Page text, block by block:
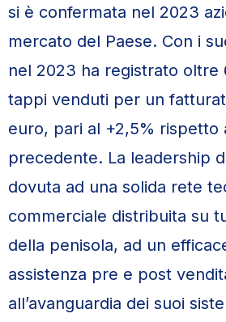
si è confermata nel 2023
mercato del Paese. Con i
nel 2023 ha registrato oltre
tappi venduti per un
euro, pari al +2,5% rispetto
precedente. La leadership
dovuta ad una solida rete
commerciale distribuita su
della penisola, ad un
assistenza pre e post
all’avanguardia dei suoi